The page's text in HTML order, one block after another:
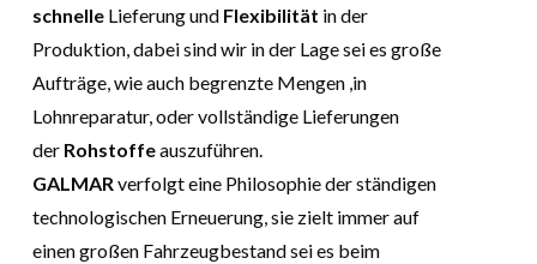
schnelleLieferung und Flexibilität in der
Produktion, dabei sind wir in der Lage sei es große
Aufträge, wie auch begrenzte Mengen ,in
Lohnreparatur, oder vollständige Lieferungen
der Rohstoffeauszuführen.
GALMARverfolgt eine Philosophie der ständigen
technologischen Erneuerung, sie zielt immer auf
einen großen Fahrzeugbestand sei es beim